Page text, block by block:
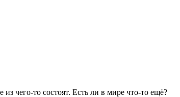
чего-то состоят. Есть ли в мире что-то ещё?